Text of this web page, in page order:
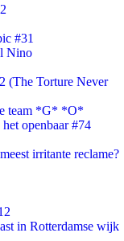
#31
Nino
(The Torture Never
team *G* *O*
openbaar #74
irritante reclame?
in Rotterdamse wijk